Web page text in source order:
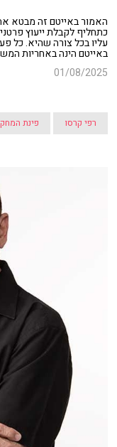
האמור באייטם זה מבטא
כתחליף לקבלת ייעוץ
עליו בכל צורה שהיא. כל
באייטם הינה באחריות
01/08/2025
רפי קרסו פינת